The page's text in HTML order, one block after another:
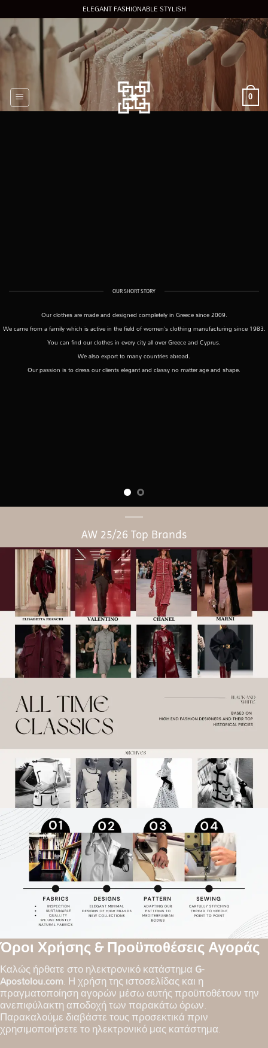
to
content
ELEGANT FASHIONABLE STYLISH
0
OUR SHORT STORY
Our clothes are made and designed completely in Greece since 2009.
We came from a family which is active in the field of women’s clothing manufacturing since 1983.
You can find our clothes in every city all over Greece and Cyprus.
We also export to many countries abroad.
Our passion is to dress our clients elegant and classy no matter age and shape.
AW 25/26 Top Brands
Όροι Χρήσης & Προϋποθέσεις Αγοράς
Καλώς ήρθατε στο ηλεκτρονικό κατάστημαG-
Apostolou.com. Η χρήση της ιστοσελίδας και η
πραγματοποίηση αγορών μέσω αυτής προϋποθέτουν την
ανεπιφύλακτη αποδοχή των παρακάτω όρων.
Παρακαλούμε διαβάστε τους προσεκτικά πριν
χρησιμοποιήσετε το ηλεκτρονικό μας κατάστημα.